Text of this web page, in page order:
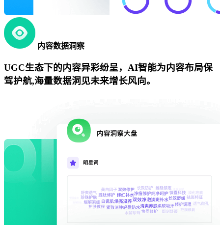
内容数据洞察
UGC生态下的内容异彩纷呈，AI智能为内容布局保
驾护航,海量数据洞见未来增长风向。